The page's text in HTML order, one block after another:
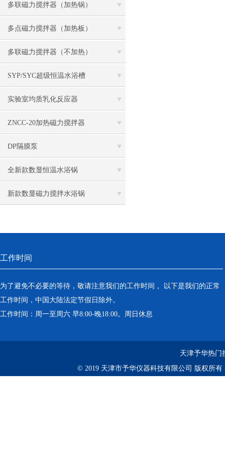
多联磁力搅拌器（加热锅）
多点磁力搅拌器（加热板）
多联磁力搅拌器（不加热）
SYP/SYC超级恒温水浴槽
实验室均质乳化反应器
ZNCC-20加热磁力搅拌器
DP隔膜泵
全新款数显恒温水浴锅
新款数显磁力搅拌水浴锅
工作时间
为了避免不必要的等待，敬请注意我们的工作时间 。以下是我们的正常
工作时间，中国大陆法定节假日除外。
工作时间：周一至周六 早8:00-晚18:00。周日休息
天津予华热门
© 2019 天津市予华仪器科技有限公司 版权所有